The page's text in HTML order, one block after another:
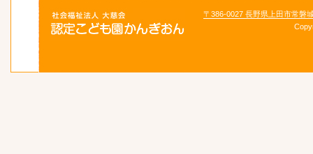
〒386-0027 長野県上田市常磐